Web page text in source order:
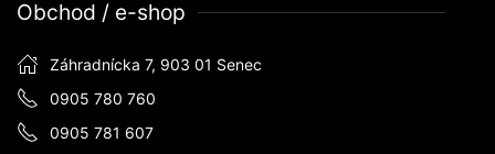
Obchod / e-shop
Záhradnícka 7, 903 01 Senec
0905 780 760
0905 781 607